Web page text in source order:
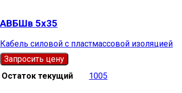
АВБШв 5х35
Кабель силовой с пластмассовой изоляцией
Запросить цену
Остаток текущий
1005